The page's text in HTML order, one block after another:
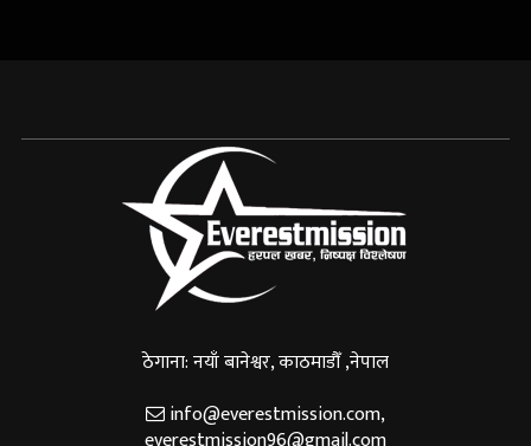
ठेगाना: नयाँ बानेश्वर, काठमाडौँ ,नेपाल
info@everestmission.com,